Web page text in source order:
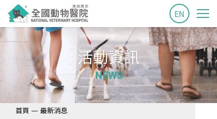
EN
活動資訊
NEWS
首頁 — 最新消息